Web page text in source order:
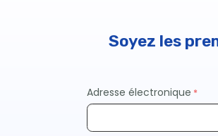
Soyez les
Adresse électronique